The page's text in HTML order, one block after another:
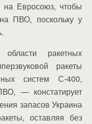
на Евросоюз, чтобы
ПВО, поскольку у
ракетных
ракеты
систем С-400,
— констатирует
запасов Украина
оставляя без